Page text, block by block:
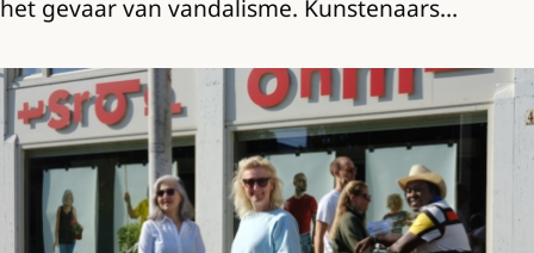
het gevaar van vandalisme. Kunstenaars…